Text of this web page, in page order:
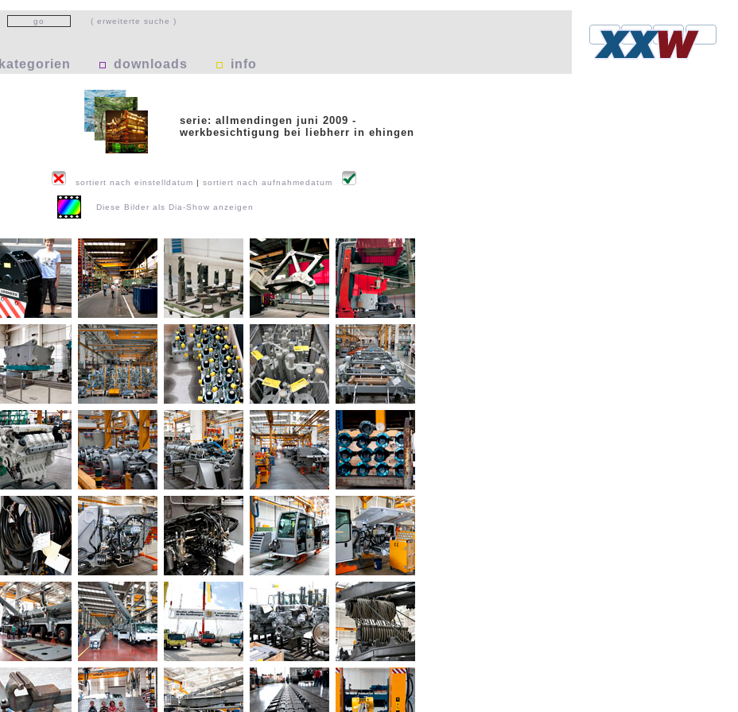
( erweiterte suche )
kategorien downloads info
serie: allmendingen juni 2009 -
werkbesichtigung bei liebherr in ehingen
sortiert nach einstelldatum | sortiert nach aufnahmedatum
Diese Bilder als Dia-Show anzeigen